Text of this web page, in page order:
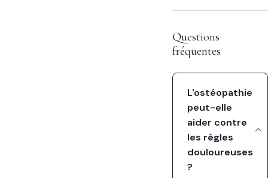
Questions
fréquentes
L'ostéopathie
peut-elle
aider contre
les règles
douloureuses
?